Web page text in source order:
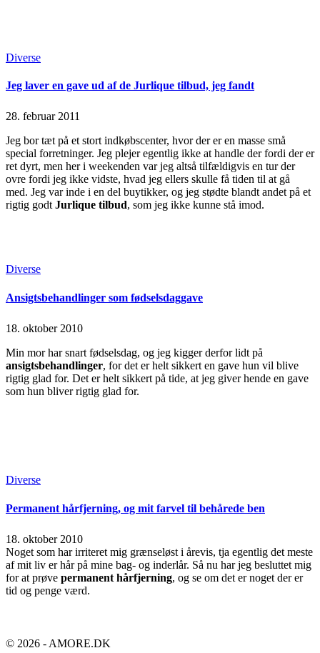
Posted
Diverse
Jeg laver en gave ud af de Jurlique tilbud, jeg fandt
28. februar 2011
Jeg bor tæt på et stort indkøbscenter, hvor der er en masse små
special forretninger. Jeg plejer egentlig ikke at handle der fordi der er
ret dyrt, men her i weekenden var jeg altså tilfældigvis en tur der
ovre fordi jeg ikke vidste, hvad jeg ellers skulle få tiden til at gå
med. Jeg var inde i en del buytikker, og jeg stødte blandt andet på et
rigtig godtJurlique tilbud, som jeg ikke kunne stå imod.
Posted
Diverse
Ansigtsbehandlinger som fødselsdaggave
18. oktober 2010
Min mor har snart fødselsdag, og jeg kigger derfor lidt på
ansigtsbehandlinger, for det er helt sikkert en gave hun vil blive
rigtig glad for. Det er helt sikkert på tide, at jeg giver hende en gave
som hun bliver rigtig glad for.
Posted
Diverse
Permanent hårfjerning, og mit farvel til behårede ben
18. oktober 2010
Noget som har irriteret mig grænseløst i årevis, tja egentlig det meste
af mit liv er hår på mine bag- og inderlår. Så nu har jeg besluttet mig
for at prøve permanent hårfjerning, og se om det er noget der er
tid og penge værd.
© 2026 - AMORE.DK